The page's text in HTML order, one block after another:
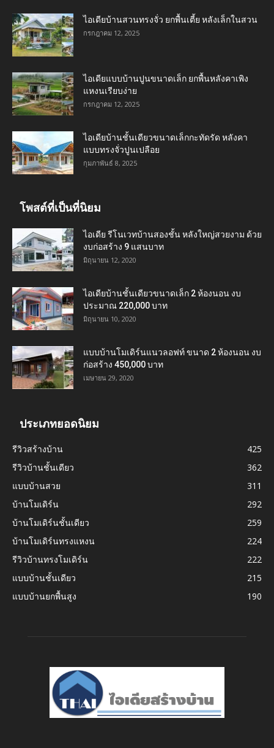
ไอเดียบ้านสวนทรงจั่ว ยกพื้นเตี้ย หลังเล็กในสวน
กรกฎาคม 12, 2025
ไอเดียแบบบ้านปูนขนาดเล็ก ยกพื้นหลังคาเพิง
แหงนเรียบง่าย
กรกฎาคม 12, 2025
ไอเดียบ้านชั้นเดียวขนาดเล็กกะทัดรัด หลังคา
แบบทรงจั่วปูนเปลือย
กุมภาพันธ์ 8, 2025
โพสต์ที่เป็นที่นิยม
ไอเดีย รีโนเวทบ้านสองชั้น หลังใหญ่สวยงาม ด้วย
งบก่อสร้าง 9 แสนบาท
มิถุนายน 12, 2020
ไอเดียบ้านชั้นเดียวขนาดเล็ก 2 ห้องนอน งบ
ประมาณ 220,000 บาท
มิถุนายน 10, 2020
แบบบ้านโมเดิร์นแนวลอฟท์ ขนาด 2 ห้องนอน งบ
ก่อสร้าง 450,000 บาท
เมษายน 29, 2020
ประเภทยอดนิยม
รีวิวสร้างบ้าน
425
รีวิวบ้านชั้นเดียว
362
แบบบ้านสวย
311
บ้านโมเดิร์น
292
บ้านโมเดิร์นชั้นเดียว
259
บ้านโมเดิร์นทรงแหงน
224
รีวิวบ้านทรงโมเดิร์น
222
แบบบ้านชั้นเดียว
215
แบบบ้านยกพื้นสูง
190